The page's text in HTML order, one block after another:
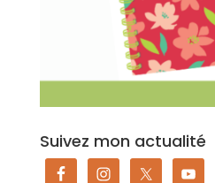
Suivez mon actualité